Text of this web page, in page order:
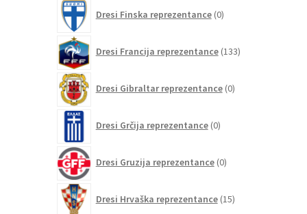
Dresi Finska reprezentance 0izdelkov
Dresi Francija reprezentance 133izdelkov
Dresi Gibraltar reprezentance 0izdelkov
Dresi Grčija reprezentance 0izdelkov
Dresi Gruzija reprezentance 0izdelkov
Dresi Hrvaška reprezentance 15izdelkov